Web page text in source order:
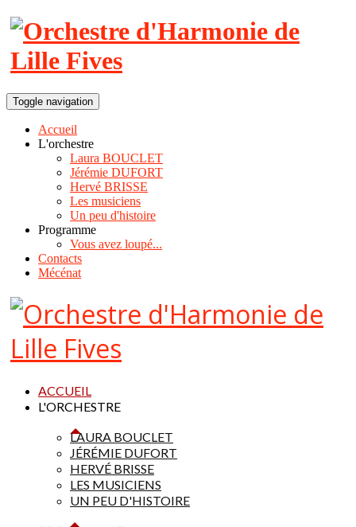
Toggle navigation
Accueil
L'orchestre
Laura BOUCLET
Jérémie DUFORT
Hervé BRISSE
Les musiciens
Un peu d'histoire
Programme
Vous avez loupé...
Contacts
Mécénat
ACCUEIL
L'ORCHESTRE
LAURA BOUCLET
JÉRÉMIE DUFORT
HERVÉ BRISSE
LES MUSICIENS
UN PEU D'HISTOIRE